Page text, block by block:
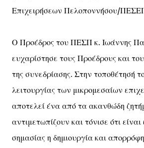
Επιχειρήσεων Πελοποννήσου/
Ο Προέδρος του ΠΕΣΠ κ. Ιωάννης
ευχαρίστησε τους Προέδρους και
της συνεδρίασης. Στην τοποθέτησή
λειτουργίας των μικρομεσαίων
αποτελεί ένα από τα ακανθώδη
αντιμετωπίζουν και τόνισε ότι είναι
σημασίας η δημιουργία και